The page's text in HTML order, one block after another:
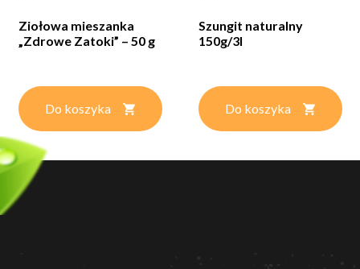
Ziołowa mieszanka
„Zdrowe Zatoki” – 50 g
Do koszyka
Szungit naturalny
150g/3l
Do koszyka